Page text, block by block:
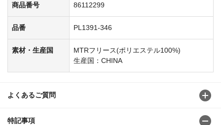
商品番号 86112299
品番 PL1391-346
素材・生産国
MTRフリース(ポリエステル100%)
生産国：CHINA
よくあるご質問
特記事項